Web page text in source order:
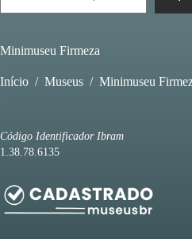
Minimuseu Firmeza
Início / Museus / Minimuseu
Código Identificador Ibram
1.38.78.6135